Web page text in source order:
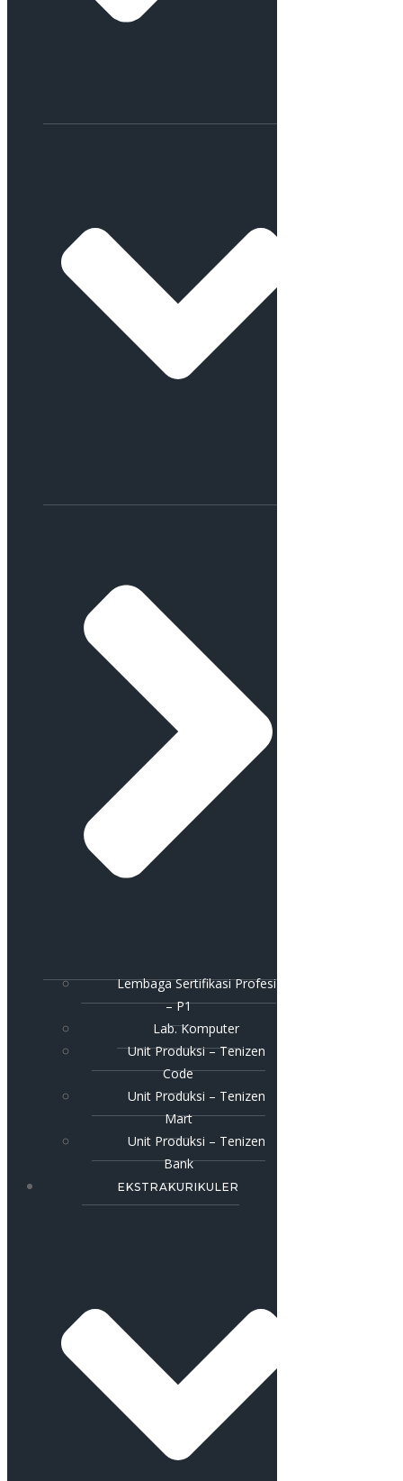
Lembaga Sertifikasi Profesi
– P1
Lab. Komputer
Unit Produksi – Tenizen
Code
Unit Produksi – Tenizen
Mart
Unit Produksi – Tenizen
Bank
EKSTRAKURIKULER